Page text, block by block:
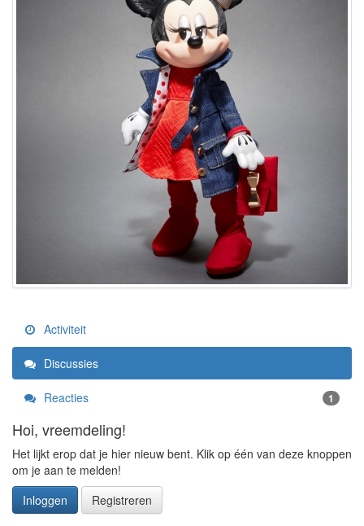
Activiteit
Discussies
Reacties 1
Hoi, vreemdeling!
Het lijkt erop dat je hier nieuw bent. Klik op één van deze knoppen
om je aan te melden!
Inloggen
Registreren